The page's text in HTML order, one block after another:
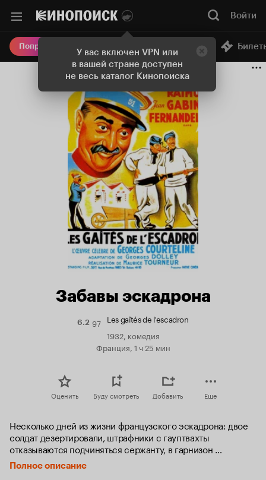
У вас включен VPN или
в вашей стране доступен
не весь каталог Кинопоиска
Войти
Попробовать Плюс Онлайн-кинотеатр
Забавы эскадрона
6.2Рейтинг
Кинопоиска
97 Les gaîtés de l'escadron
1932, комедия
Франция, 1 ч 25 мин
Оценить Буду смотреть Добавить Еще
Несколько дней из жизни французского эскадрона: двое
солдат дезертировали, штрафники с гауптвахты
отказываются подчиняться сержанту, в гарнизон
неожиданно прибывают резервисты, да еще и приезжает
с инспекцией сам генерал...
Полное описание